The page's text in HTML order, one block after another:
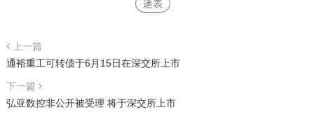
递表
上一篇
通裕重工可转债于6月15日在深交所上市
下一篇
弘亚数控非公开被受理 将于深交所上市